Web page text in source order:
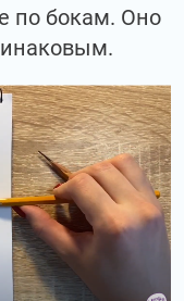
по бокам. Оно